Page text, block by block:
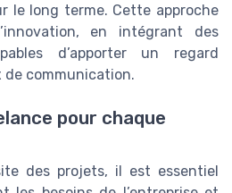
le long terme. Cette approche
en intégrant des
d’apporter un regard
communication.
pour chaque
des projets, il est essentiel